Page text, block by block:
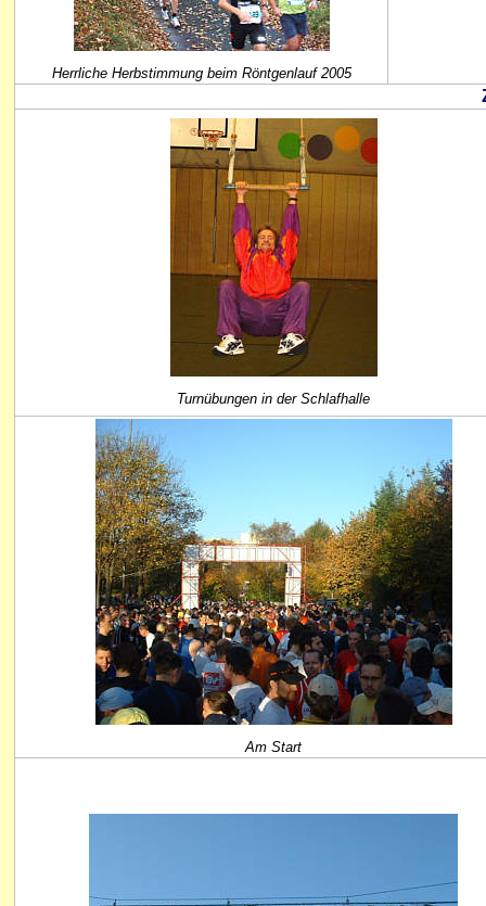
Herrliche Herbstimmung beim Röntgenlauf 2005
Turnübungen in der Schlafhalle
Am Start